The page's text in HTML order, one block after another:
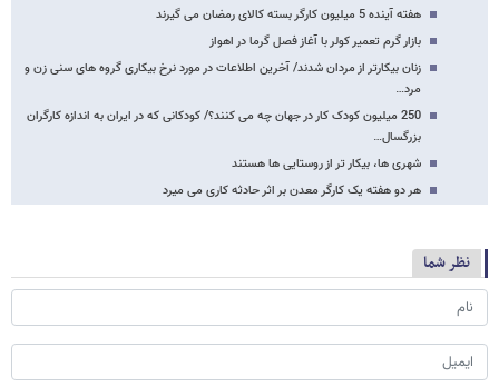
هفته آینده 5 میلیون کارگر بسته کالای رمضان می گیرند
بازار گرم تعمیر کولر با آغاز فصل گرما در اهواز
زنان بیکارتر از مردان شدند/ آخرین اطلاعات در مورد نرخ بیکاری گروه های سنی زن و
مرد…
250 میلیون کودک کار در جهان چه می کنند؟/ کودکانی که در ایران به اندازه کارگران
بزرگسال…
شهری ها، بیکار تر از روستایی ها هستند
هر دو هفته یک کارگر معدن بر اثر حادثه کاری می میرد
نظر شما